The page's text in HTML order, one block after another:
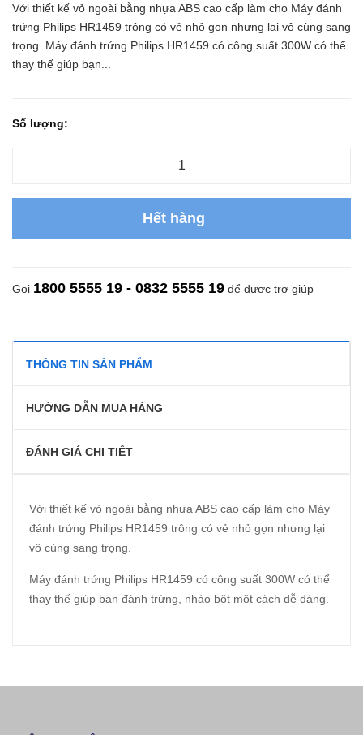
Với thiết kế vỏ ngoài bằng nhựa ABS cao cấp làm cho Máy đánh
trứng Philips HR1459 trông có vẻ nhỏ gọn nhưng lại vô cùng sang
trọng. Máy đánh trứng Philips HR1459 có công suất 300W có thể
thay thế giúp bạn...
Số lượng:
Hết hàng
Gọi 1800 5555 19 - 0832 5555 19 để được trợ giúp
THÔNG TIN SẢN PHẨM
HƯỚNG DẪN MUA HÀNG
ĐÁNH GIÁ CHI TIẾT
Với thiết kế vỏ ngoài bằng nhựa ABS cao cấp làm cho Máy
đánh trứng Philips HR1459 trông có vẻ nhỏ gọn nhưng lại
vô cùng sang trọng.
Máy đánh trứng Philips HR1459 có công suất 300W có thể
thay thế giúp bạn đánh trứng, nhào bột một cách dễ dàng.